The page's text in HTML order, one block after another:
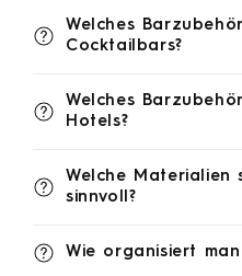
Welches
Cocktailbars?
Welches
Hotels?
Welche Materialien
sinnvoll?
Wie organisiert